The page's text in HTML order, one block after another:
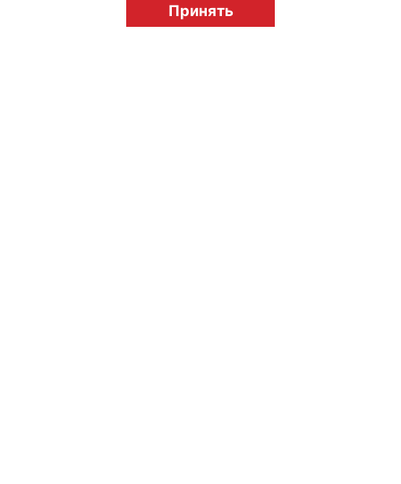
licensingrussia.ru, 2009-2026 12+
Принять